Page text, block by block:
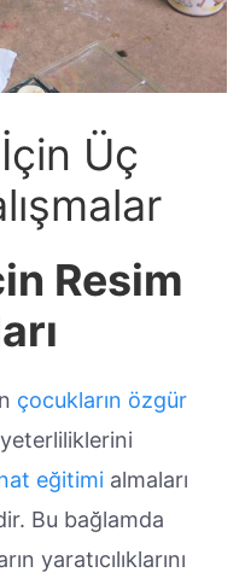
Üç
Resim
çocukların özgür
eğitimialmaları
Bu bağlamda
yaratıcılıklarını